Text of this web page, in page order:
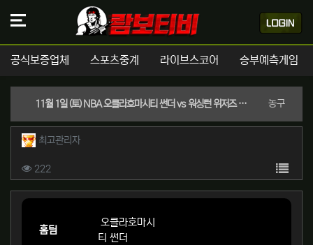
공식보증업체 스포츠중계 라이브스코어 승부예측게임
11월 1일 (토) NBA 오클라호마시티 썬더 vs 워싱턴 위저즈 경기분석 | 실시간 스포츠중계 농구분류
작성자 정보
최고관리자작성
컨텐츠 정보
222 목록
본문
홈팀
오클라호마시
티 썬더